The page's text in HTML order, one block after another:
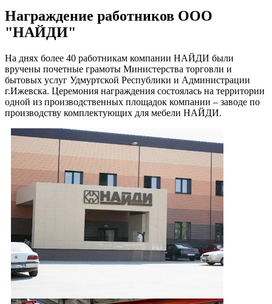
Награждение работников ООО
"НАЙДИ"
На днях более 40 работникам компании НАЙДИ были
вручены почетные грамоты Министерства торговли и
бытовых услуг Удмуртской Республики и Администрации
г.Ижевска. Церемония награждения состоялась на территории
одной из производственных площадок компании – заводе по
производству комплектующих для мебели НАЙДИ.